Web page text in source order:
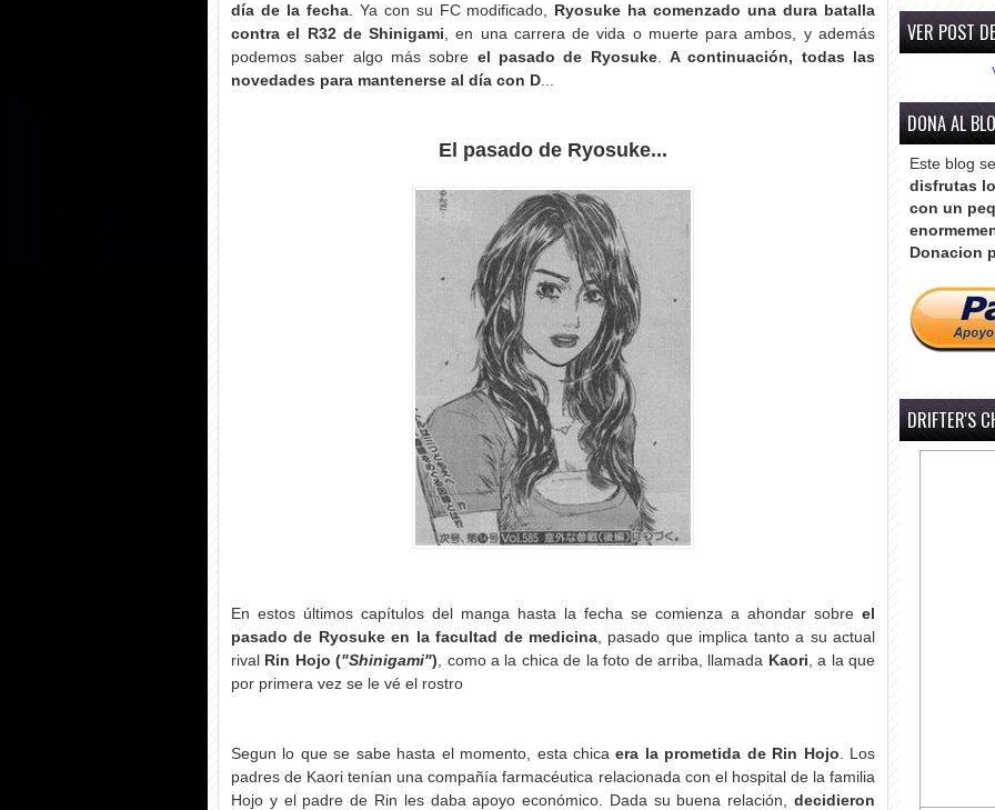
día de la fecha. Ya con su FC modificado,
Ryosuke ha comenzado una dura batalla
contra el R32 de Shinigami , en una carrera de vida o muerte para ambos, y además
podemos saber algo más sobre el pasado de Ryosuke.A continuación, todas las
novedades para mantenerse al día con D
El pasado de Ryosuke...
En estos últimos capítulos del manga hasta la fecha se comienza a ahondar sobre el
pasado de Ryosuke en la facultad de medicina , pasado que implica tanto a su actual
rival
Rin Hojo ("Shinigami") , como a la chica de la foto de arriba, llamada Kaori , a la que
por primera vez se le vé el rostro
Segun lo que se sabe hasta el momento, esta chicaera la prometida de Rin Hojo . Los
padres de Kaori tenían una compañía farmacéutica relacionada con el hospital de la familia
Hojo y el padre de Rin les daba apoyo económico. Dada su buena relación, decidieron
VER POST
DONA AL
Este blog
disfrutas
con un
Donacion
DRIFTER'S